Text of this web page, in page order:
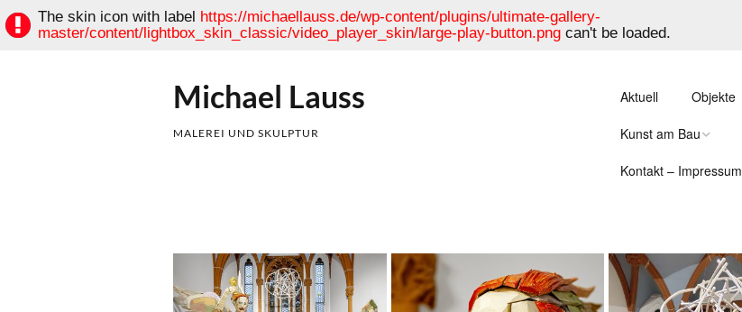
Michael Lauss
MALEREI UND SKULPTUR
Aktuell Objekte
Kunst am Bau
Turm im Schlosspark
Flussperlenmuschel
Kontakt – Impressum
The skin icon with label https://michaellauss.de/wp-content/plugins/ultimate-gallery-
master/content/lightbox_skin_classic/video_player_skin/large-play-button.png can't be loaded.